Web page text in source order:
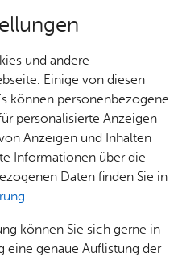
April 2026
Feu­er­wehr
und andere
Einige von diesen
können personenbezogene
personalisierte Anzeigen
Anzeigen und Inhalten
Informationen über die
Daten finden Sie in
.
können Sie sich gerne in
eine genaue Auflistung der